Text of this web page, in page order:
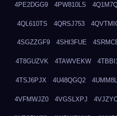
4PE2DGG9 4PW810LS
4QL610TS 4QRSJ753
4SGZZGF9 4SHI3FUE
4T8GUZVK 4TAWVEKW
4TSJ6PJX 4U48QGQ2
4VFMWJZ0 4VGSLXPJ